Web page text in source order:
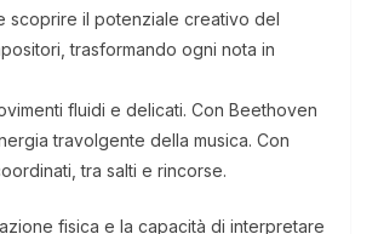
scoprire il potenziale creativo del
trasformando ogni nota in
fluidi e delicati. Con Beethoven
travolgente della musica. Con
tra salti e rincorse.
fisica e la capacità di interpretare